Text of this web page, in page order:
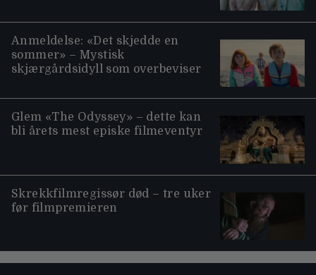
Anmeldelse: «Det skjedde en
sommer» – Mystisk
skjærgårdsidyll som overbeviser
Glem «The Odyssey» – dette kan
bli årets mest episke filmeventyr
Skrekkfilmregissør død – tre uker
før filmpremieren